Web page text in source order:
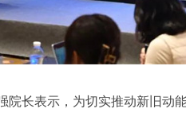
长表示，为切实推动新旧动